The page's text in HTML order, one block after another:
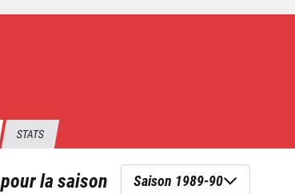
STATS
pour la saison Saison 1989-90